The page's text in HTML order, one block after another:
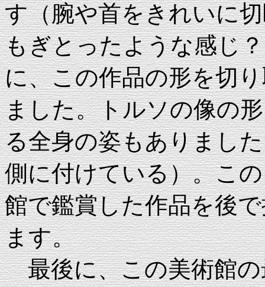
す（腕や首をきれいに
もぎとったような感じ
に、この作品の形を切
ました。トルソの像の
る全身の姿もありまし
側に付けている）。こ
館で鑑賞した作品を後
ます。
最後に、この美術館の